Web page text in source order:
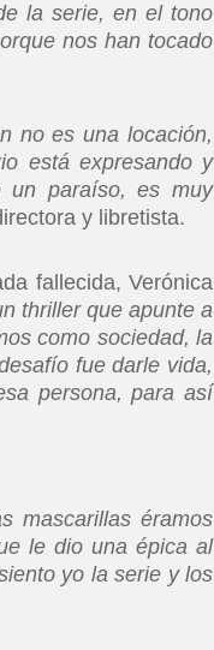
la serie, en el tono
nos han tocado
no es una locación,
está expresando y
un paraíso, es muy
y libretista.
fallecida, Verónica
thriller que apunte a
como sociedad, la
fue darle vida,
persona, para así
mascarillas éramos
le dio una épica al
yo la serie y los